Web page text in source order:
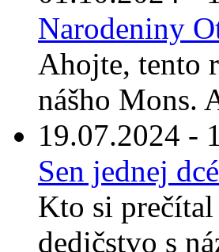
Narodeniny
Ahojte, tento
nášho Mons.
19.07.2024 -
Sen jednej
Kto si
dedičstvo s